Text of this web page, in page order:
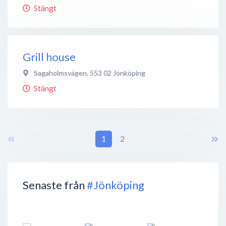
Senaste från#Jönköping
Stängt
Grill house
Sagaholmsvägen, 553 02 Jönköping
Stängt
1 2